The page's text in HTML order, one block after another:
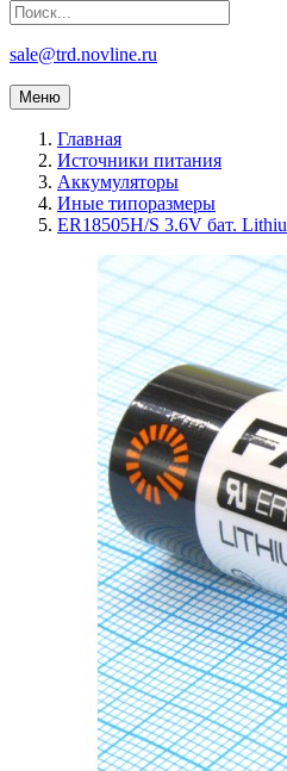
sale@trd.novline.ru
Меню
Главная
Источники питания
Аккумуляторы
Иные типоразмеры
ER18505H/S 3.6V бат.